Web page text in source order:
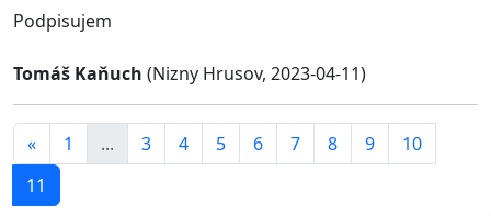
Podpisujem
Tomáš Kaňuch (Nizny Hrusov, 2023-04-11)
« 1 ... 3 4 5 6 7 8 9
10
11